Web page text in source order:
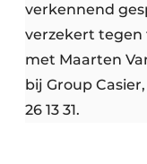
verkennend
verzekert tegen
met Maarten
bij Group Casier,
26 13 31.